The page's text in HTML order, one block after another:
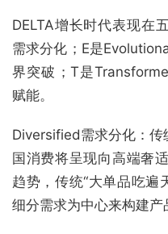
DELTA增长时代表现在
需求分化；E是
界突破；T是
赋能。
Diversified需求分化：传
国消费将呈现向高端奢
趋势，传统“大单品吃遍
细分需求为中心来构建产